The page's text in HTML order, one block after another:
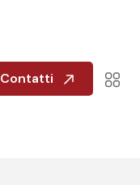
Contatti